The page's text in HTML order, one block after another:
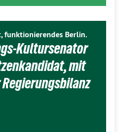
funktionierendes Berlin.
Kultursenator
mit